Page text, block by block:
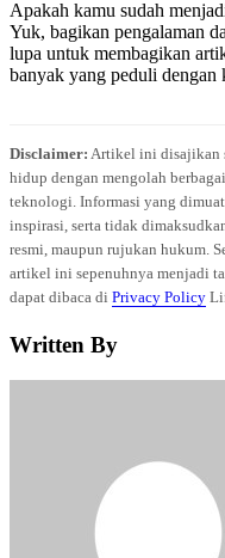
Apakah kamu sudah
Yuk, bagikan pengalaman
lupa untuk membagikan
banyak yang peduli dengan
Disclaimer: Artikel ini disajikan
hidup dengan mengolah
teknologi. Informasi yang
inspirasi, serta tidak
resmi, maupun rujukan hukum.
artikel ini sepenuhnya menjadi
dapat dibaca di Privacy Policy
Written By